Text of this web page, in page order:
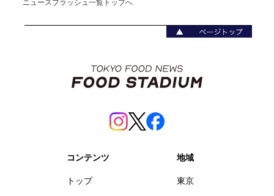
ニュースフラッシュ一覧トップへ
コンテンツ
トップ
地域
東京